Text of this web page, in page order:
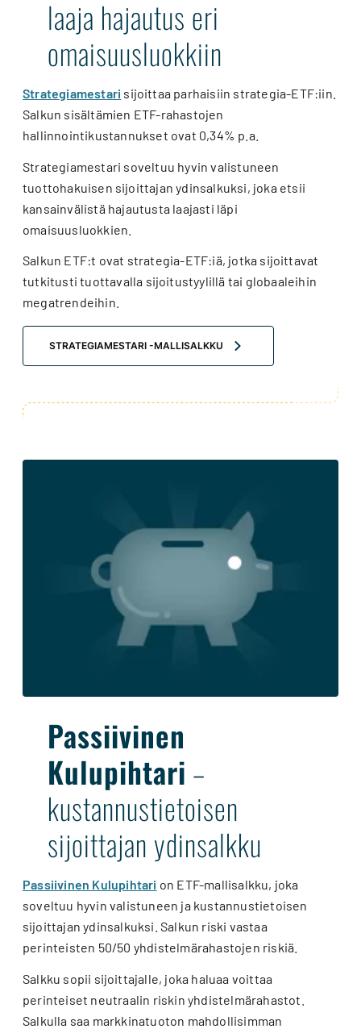
laaja hajautus eri
omaisuusluokkiin
Strategiamestari sijoittaa parhaisiin strategia-ETF:iin.
Salkun sisältämien ETF-rahastojen
hallinnointikustannukset ovat 0,34% p.a.
Strategiamestari soveltuu hyvin valistuneen
tuottohakuisen sijoittajan ydinsalkuksi, joka etsii
kansainvälistä hajautusta laajasti läpi
omaisuusluokkien.
Salkun ETF:t ovat strategia-ETF:iä, jotka sijoittavat
tutkitusti tuottavalla sijoitustyylillä tai globaaleihin
megatrendeihin.
STRATEGIAMESTARI -MALLISALKKU
Passiivinen
Kulupihtari –
kustannustietoisen
sijoittajan ydinsalkku
Passiivinen Kulupihtari on ETF-mallisalkku, joka
soveltuu hyvin valistuneen ja kustannustietoisen
sijoittajan ydinsalkuksi. Salkun riski vastaa
perinteisten 50/50 yhdistelmärahastojen riskiä.
Salkku sopii sijoittajalle, joka haluaa voittaa
perinteiset neutraalin riskin yhdistelmärahastot.
Salkulla saa markkinatuoton mahdollisimman